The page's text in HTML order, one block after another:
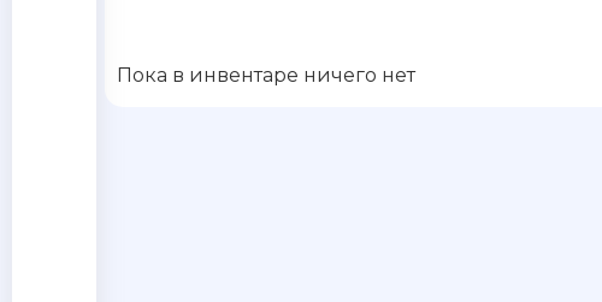
Пока в инвентаре ничего нет